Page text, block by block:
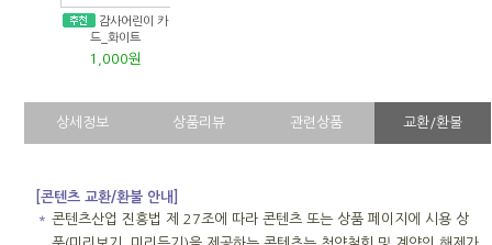
감사어린이 카
드_화이트
1,000원
상세정보 상품리뷰 관련상품 교환/환불
[콘텐츠 교환/환불 안내]
＊ 콘텐츠산업 진흥법 제 27조에 따라 콘텐츠 또는 상품 페이지에 시용 상